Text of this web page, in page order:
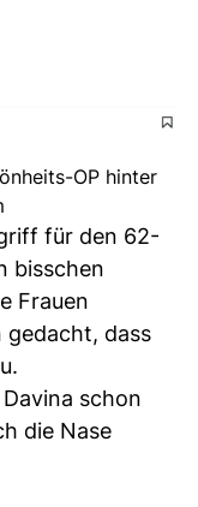
OP hinter
für den 62-
bisschen
Frauen
gedacht, dass
schon
die Nase